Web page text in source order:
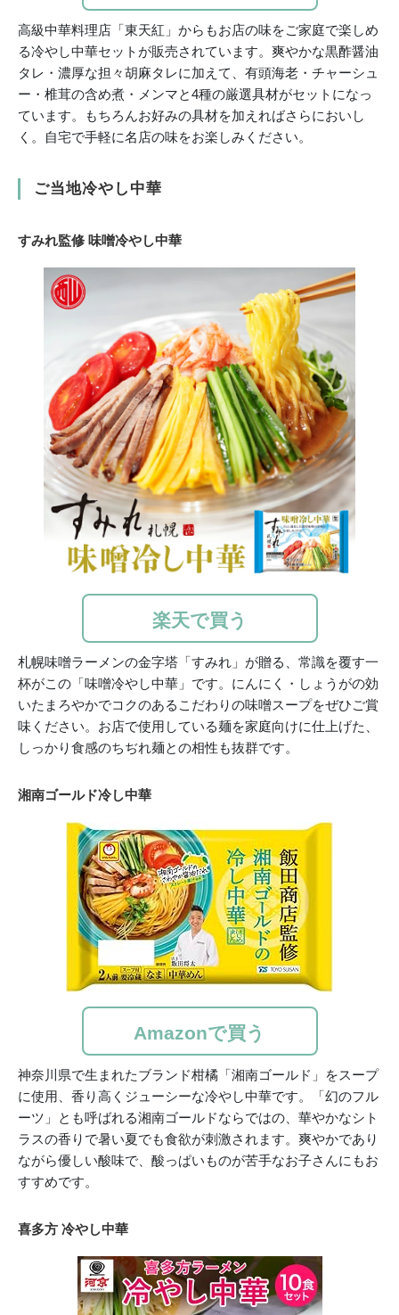
高級中華料理店「東天紅」からもお店の味をご家庭で楽しめ
る冷やし中華セットが販売されています。爽やかな黒酢醤油
タレ・濃厚な担々胡麻タレに加えて、有頭海老・チャーシュ
ー・椎茸の含め煮・メンマと4種の厳選具材がセットになっ
ています。もちろんお好みの具材を加えればさらにおいし
く。自宅で手軽に名店の味をお楽しみください。
ご当地冷やし中華
すみれ監修 味噌冷やし中華
楽天で買う
札幌味噌ラーメンの金字塔「すみれ」が贈る、常識を覆す一
杯がこの「味噌冷やし中華」です。にんにく・しょうがの効
いたまろやかでコクのあるこだわりの味噌スープをぜひご賞
味ください。お店で使用している麺を家庭向けに仕上げた、
しっかり食感のちぢれ麺との相性も抜群です。
湘南ゴールド冷し中華
Amazonで買う
神奈川県で生まれたブランド柑橘「湘南ゴールド」をスープ
に使用、香り高くジューシーな冷やし中華です。「幻のフル
ーツ」とも呼ばれる湘南ゴールドならではの、華やかなシト
ラスの香りで暑い夏でも食欲が刺激されます。爽やかであり
ながら優しい酸味で、酸っぱいものが苦手なお子さんにもお
すすめです。
喜多方 冷やし中華